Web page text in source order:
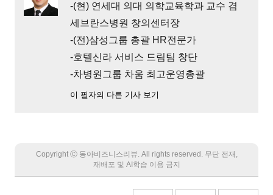
-(현) 연세대 의대 의학교육학과 교수 겸
세브란스병원 창의센터장
-(전)삼성그룹 총괄 HR전문가
-호텔신라 서비스 드림팀 창단
-차병원그룹 차움 최고운영총괄
이 필자의 다른 기사 보기
Copyright Ⓒ 동아비즈니스리뷰. All rights reserved. 무단 전재,
재배포 및 AI학습 이용 금지